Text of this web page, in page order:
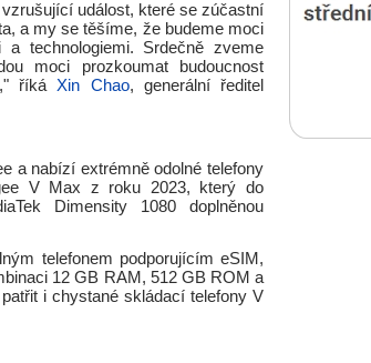
událost, které se zúčastní
a my se těšíme, že budeme moci
technologiemi. Srdečně zveme
moci prozkoumat budoucnost
říkáXin Chao, generální ředitel
a nabízí extrémně odolné telefony
V Max z roku 2023, který do
Dimensity 1080 doplněnou
telefonem podporujícím eSIM,
12 GB RAM, 512 GB ROM a
i chystané skládací telefony V